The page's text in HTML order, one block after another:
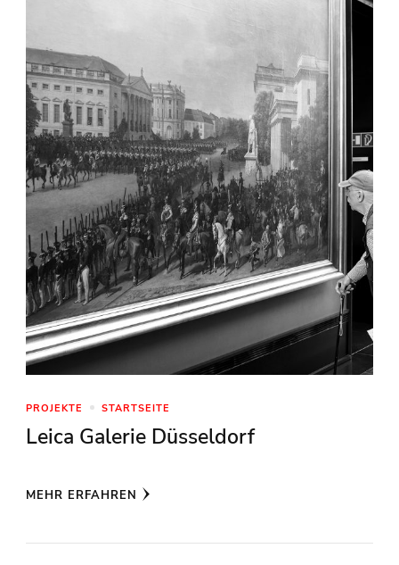
PROJEKTE STARTSEITE
Leica Galerie Düsseldorf
MEHR ERFAHREN